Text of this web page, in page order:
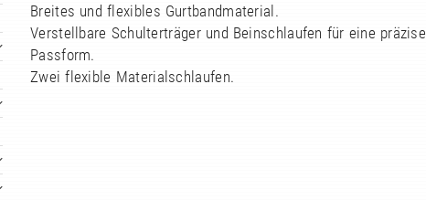
Breites und flexibles Gurtbandmaterial.
Verstellbare Schulterträger und Beinschlaufen für eine präzise
Passform.
Zwei flexible Materialschlaufen.